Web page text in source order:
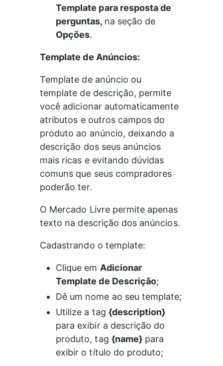
Template para resposta de
perguntas, na seção de
Opções.
Template de Anúncios:
Template de anúncio ou
template de descrição, permite
você adicionar automaticamente
atributos e outros campos do
produto ao anúncio, deixando a
descrição dos seus anúncios
mais ricas e evitando dúvidas
comuns que seus compradores
poderão ter.
O Mercado Livre permite apenas
texto na descrição dos anúncios.
Cadastrando o template:
Clique em Adicionar
Template de Descrição;
Dê um nome ao seu template;
Utilize a tag {description}
para exibir a descrição do
produto, tag {name} para
exibir o título do produto;